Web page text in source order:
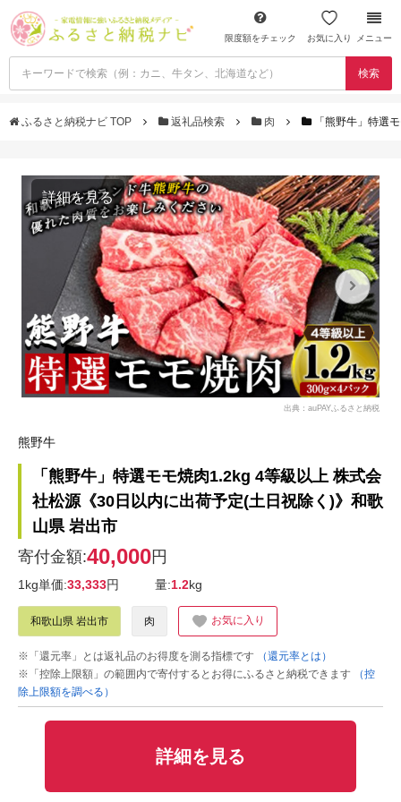
限度額をチェック お気に入り メニュー
検索
ふるさと納税ナビ TOP 返礼品検索 肉 「熊野牛」特選
詳細を見る
出典：auPAYふるさと納税
熊野牛
「熊野牛」特選モモ焼肉1.2kg 4等級以上 株式会
社松源《30日以内に出荷予定(土日祝除く)》和歌
山県 岩出市
寄付金額:40,000円
1kg単価:33,333円 量:1.2kg
和歌山県 岩出市 肉 お気に入り
※「還元率」とは返礼品のお得度を測る指標です
（還元率とは）
※「控除上限額」の範囲内で寄付するとお得にふるさと納税できます
（控
除上限額を調べる）
詳細を見る